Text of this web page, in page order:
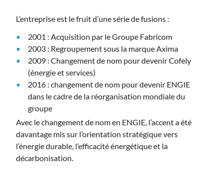
L’entreprise est le fruit d’une série de fusions :
2001 : Acquisition par le Groupe Fabricom
2003 : Regroupement sous la marque Axima
2009 : Changement de nom pour devenir Cofely
(énergie et services)
2016 : changement de nom pour devenir ENGIE
dans le cadre de la réorganisation mondiale du
groupe
Avec le changement de nom en ENGIE, l’accent a été
davantage mis sur l’orientation stratégique vers
l’énergie durable, l’efficacité énergétique et la
décarbonisation.